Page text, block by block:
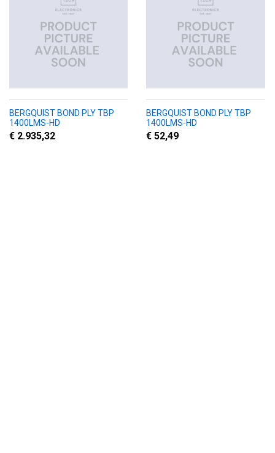
BERGQUIST BOND PLY TBP
1400LMS-HD
€ 2.935,32
BERGQUIST BOND PLY TBP
1400LMS-HD
€ 52,49